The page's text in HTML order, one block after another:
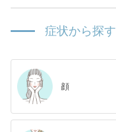
症状から探す
顔